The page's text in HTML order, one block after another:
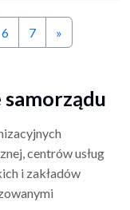
6 7 »
centrów usług
i zakładów